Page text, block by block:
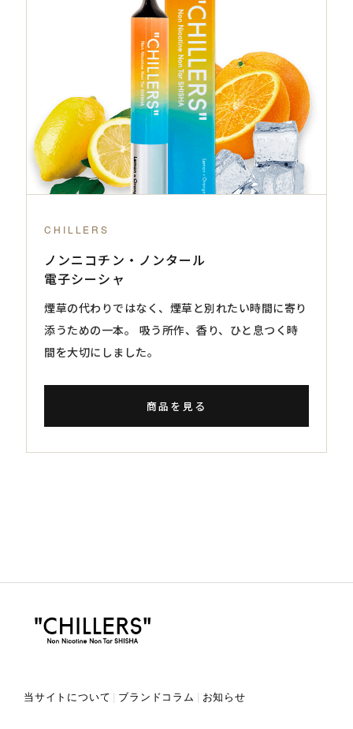
CHILLERS
ノンニコチン・ノンタール
電子シーシャ
煙草の代わりではなく、煙草と別れたい時間に寄り
添うための一本。 吸う所作、香り、ひと息つく時
間を大切にしました。
商品を見る
当サイトについて ブランドコラム お知らせ